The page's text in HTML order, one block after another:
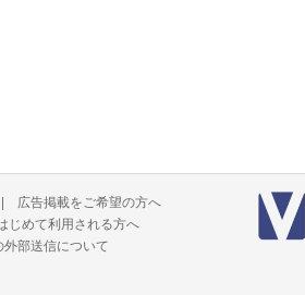
広告掲載をご希望の方へ
じめて利用される方へ
部送信について